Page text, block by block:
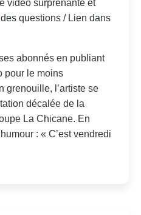
vidéo surprenante et
questions / Lien dans
abonnés en publiant
pour le moins
grenouille, l’artiste se
décalée de la
La Chicane. En
: « C’est vendredi